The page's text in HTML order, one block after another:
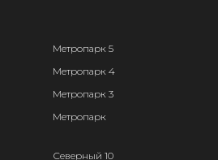
Метропарк 5
Метропарк 4
Метропарк 3
Метропарк
Северный 10